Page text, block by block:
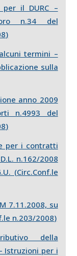
per il DURC –
n.34 del
)
termini –
sulla
anno 2009
n.4993 del
)
per i contratti
n.162/2008
(Circ.Conf.le
7.11.2008, su
n.203/2008)
della
Istruzioni per i